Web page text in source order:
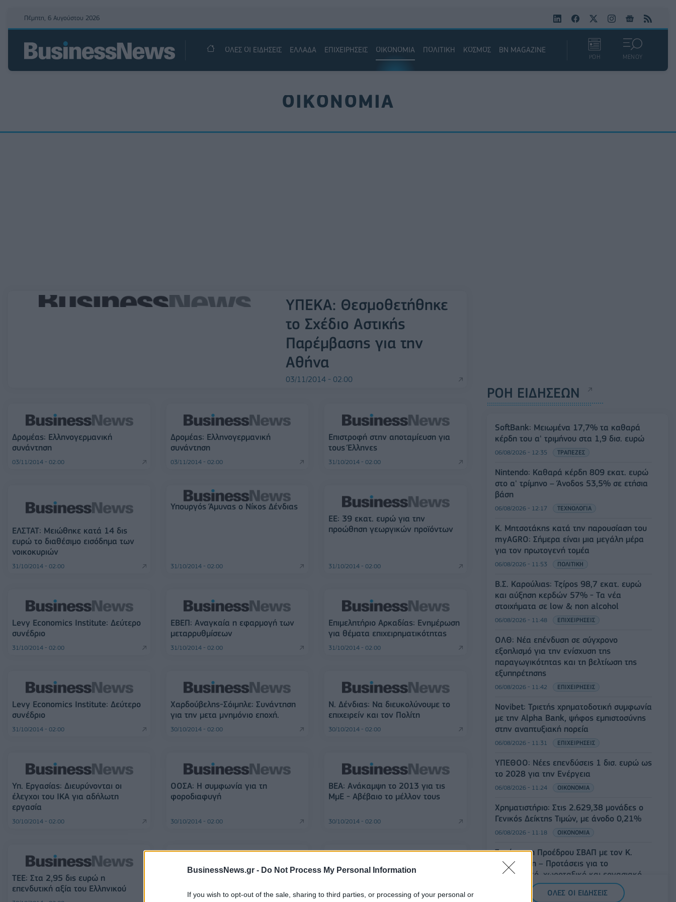
BusinessNews.gr - Do Not Process My Personal Information
If you wish to opt-out of the sale, sharing to third parties, or processing of your personal or
Πέμπτη, 6 Αυγούστου 2026
ΟΛΕΣ ΟΙ ΕΙΔΗΣΕΙΣ ΕΛΛΑΔΑ ΕΠΙΧΕΙΡΗΣΕΙΣ ΟΙΚΟΝΟΜΙΑ ΠΟΛΙΤΙΚΗ ΚΟΣΜΟΣ BN MAGAZINE
ΡΟΗ ΜΕΝΟΥ
ΟΙΚΟΝΟΜΙΑ
ΥΠΕΚΑ: Θεσμοθετήθηκε
το Σχέδιο Αστικής
Παρέμβασης για την
Αθήνα
03/11/2014 - 02:00
Δρομέας: Ελληνογερμανική
συνάντηση
03/11/2014 - 02:00
Δρομέας: Ελληνογερμανική
συνάντηση
03/11/2014 - 02:00
Eπιστροφή στην αποταμίευση για
τους Έλληνες
31/10/2014 - 02:00
ΕΛΣΤΑΤ: Μειώθηκε κατά 14 δις
ευρώ το διαθέσιμο εισόδημα των
νοικοκυριών
31/10/2014 - 02:00
Υπουργός Άμυνας ο Νίκος Δένδιας
31/10/2014 - 02:00
ΕΕ: 39 εκατ. ευρώ για την
προώθηση γεωργικών προϊόντων
31/10/2014 - 02:00
Levy Economics Institute: Δεύτερο
συνέδριο
31/10/2014 - 02:00
ΕΒΕΠ: Αναγκαία η εφαρμογή των
μεταρρυθμίσεων
31/10/2014 - 02:00
Επιμελητήριο Αρκαδίας: Ενημέρωση
για θέματα επιχειρηματικότητας
31/10/2014 - 02:00
Levy Economics Institute: Δεύτερο
συνέδριο
31/10/2014 - 02:00
Χαρδούβελης-Σόιμπλε: Συνάντηση
για την μετα μνημόνιο εποχή.
30/10/2014 - 02:00
Ν. Δένδιας: Να διευκολύνουμε το
επιχειρείν και τον Πολίτη
30/10/2014 - 02:00
Υπ. Εργασίας: Διευρύνονται οι
έλεγχοι του ΙΚΑ για αδήλωτη
εργασία
30/10/2014 - 02:00
ΟΟΣΑ: Η συμφωνία για τη
φοροδιαφυγή
30/10/2014 - 02:00
ΒΕΑ: Ανάκαμψη το 2013 για τις
ΜμΕ - Αβέβαιο το μέλλον τους
30/10/2014 - 02:00
ΤΕΕ: Στα 2,95 δις ευρώ η
επενδυτική αξία του Ελληνικού
ΡΟΗ ΕΙΔΗΣΕΩΝ
SoftBank: Μειωμένα 17,7% τα καθαρά
κέρδη του α' τριμήνου στα 1,9 δισ. ευρώ
06/08/2026 - 12:35 ΤΡΑΠΕΖΕΣ
Nintendo: Καθαρά κέρδη 809 εκατ. ευρώ
στο α' τρίμηνο – Άνοδος 53,5% σε ετήσια
βάση
06/08/2026 - 12:17 ΤΕΧΝΟΛΟΓΙΑ
Κ. Μητσοτάκης κατά την παρουσίαση του
myAGRO: Σήμερα είναι μια μεγάλη μέρα
για τον πρωτογενή τομέα
06/08/2026 - 11:53 ΠΟΛΙΤΙΚΗ
Β.Σ. Καρούλιας: Τζίρος 98,7 εκατ. ευρώ
και αύξηση κερδών 57% - Τα νέα
στοιχήματα σε low & non alcohol
06/08/2026 - 11:48 ΕΠΙΧΕΙΡΗΣΕΙΣ
ΟΛΘ: Νέα επένδυση σε σύγχρονο
εξοπλισμό για την ενίσχυση της
παραγωγικότητας και τη βελτίωση της
εξυπηρέτησης
06/08/2026 - 11:42 ΕΠΙΧΕΙΡΗΣΕΙΣ
Novibet: Τριετής χρηματοδοτική συμφωνία
με την Alpha Bank, ψήφος εμπιστοσύνης
στην αναπτυξιακή πορεία
06/08/2026 - 11:31 ΕΠΙΧΕΙΡΗΣΕΙΣ
ΥΠΕΘΟΟ: Νέες επενδύσεις 1 δισ. ευρώ ως
το 2028 για την Ενέργεια
06/08/2026 - 11:24 ΟΙΚΟΝΟΜΙΑ
Χρηματιστήριο: Στις 2.629,38 μονάδες ο
Γενικός Δείκτης Τιμών, με άνοδο 0,21%
06/08/2026 - 11:18 ΟΙΚΟΝΟΜΙΑ
Συνάντηση Προέδρου ΣΒΑΠ με τον Κ.
Χατζηδάκη – Προτάσεις για το
φορολογικό, χωροταξικό και εργασιακό
06/08/2026 - 11:13 ΟΙΚΟΝΟΜΙΑ
ΟΛΕΣ ΟΙ ΕΙΔΗΣΕΙΣ